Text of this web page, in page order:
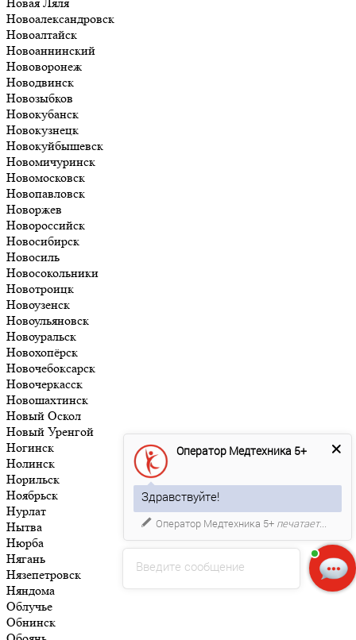
Новоалександровск
Новоалтайск
Новоаннинский
Нововоронеж
Новодвинск
Новозыбков
Новокубанск
Новокузнецк
Новокуйбышевск
Новомичуринск
Новомосковск
Новопавловск
Новоржев
Новороссийск
Новосибирск
Новосиль
Новосокольники
Новотроицк
Новоузенск
Новоульяновск
Новоуральск
Новохопёрск
Новочебоксарск
Новочеркасск
Новошахтинск
Новый Оскол
Новый Уренгой
Ногинск
Нолинск
Норильск
Ноябрьск
Нурлат
Нытва
Нюрба
Нягань
Нязепетровск
Няндома
Облучье
Обнинск
Введите сообщение
Оператор Медтехника 5+
Здравствуйте!
Оператор Медтехника 5+ печатает...